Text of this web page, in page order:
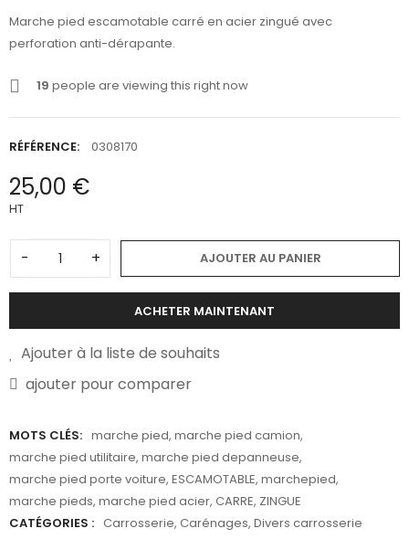
Marche pied escamotable carré en acier zingué avec
perforation anti-dérapante.
19 people are viewing this right now
RÉFÉRENCE: 0308170
25,00 €
HT
- + AJOUTER AU PANIER
ACHETER MAINTENANT
Ajouter à la liste de souhaits
ajouter pour comparer
MOTS CLÉS: marche pied, marche pied camion,
marche pied utilitaire, marche pied depanneuse,
marche pied porte voiture, ESCAMOTABLE, marchepied,
marche pieds, marche pied acier, CARRE, ZINGUE
CATÉGORIES : Carrosserie, Carénages, Divers carrosserie